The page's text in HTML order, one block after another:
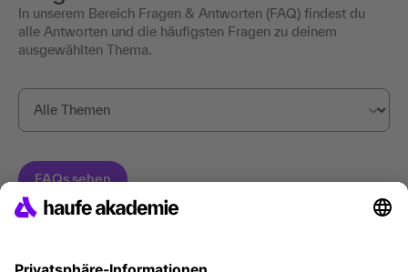
In unserem Bereich Fragen & Antworten (FAQ) findest du
alle Antworten und die häufigsten Fragen zu deinem
ausgewählten Thema.